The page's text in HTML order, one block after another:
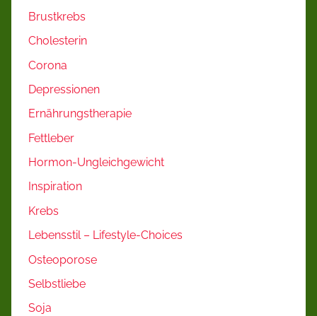
Brustkrebs
Cholesterin
Corona
Depressionen
Ernährungstherapie
Fettleber
Hormon-Ungleichgewicht
Inspiration
Krebs
Lebensstil – Lifestyle-Choices
Osteoporose
Selbstliebe
Soja